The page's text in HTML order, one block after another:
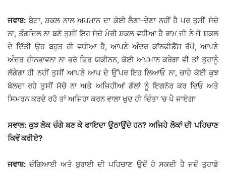
ਜਵਾਬ: ਬੇਟਾ, ਸ਼ਕਲ ਨਾਲ ਅਪਮਾਨ ਦਾ ਕੋਈ ਲੈਣਾ-ਦੇਣਾ ਨਹੀਂ ਹੈ ਪਰ ਤੁਸੀਂ ਸੋਚੋ
ਨਾ, ਤੰਗਦਿਲ ਨਾ ਬਣੋ ਤੁਸੀਂ ਇਹ ਸੋਚੋ ਮੇਰੀ ਸ਼ਕਲ ਵਧੀਆ ਹੈ ਰਾਮ ਜੀ ਨੇ ਜੋ ਸ਼ਕਲ
ਦੇ ਦਿੱਤੀ ਉਹ ਬਹੁਤ ਹੀ ਵਧੀਆ ਹੈ, ਆਪਣੇ ਅੰਦਰ ਕਾੱਨਫੀਡੈਂਸ ਰੱਖੋ, ਆਪਣੇ
ਅੰਦਰ ਹੀਨਭਾਵਨਾ ਨਾ ਭਰੋ ਫਿਰ ਯਕੀਨਨ, ਕੋਈ ਅਪਮਾਨ ਕਰੇਗਾ ਵੀ ਤਾਂ ਤੁਹਾਨੂੰ
ਲੱਗੇਗਾ ਹੀ ਨਹੀਂ ਤੁਸੀਂ ਆਪਣੇ ਆਪ ਦੇ ਉੱਪਰ ਇਹ ਲਿਆਓ ਨਾ, ਚਾਹੇ ਕੋਈ ਕੁਝ
ਬੋਲਦਾ ਰਹੇ ਤੁਸੀਂ ਸੋਚੋ ਨਾ ਅਤੇ ਅਜਿਹੀਆਂ ਗੱਲਾਂ ਨੂੰ ਇਗਨੋਰ ਕਰ ਦਿਓ ਅਤੇ
ਸਿਮਰਨ ਕਰਦੇ ਰਹੋ ਤਾਂ ਅਜਿਹਾ ਕਰਨ ਵਾਲਾ ਖੁਦ ਹੀ ਚਿੰਤਾ ’ਚ ਪੈ ਜਾਏਗਾ
ਸਵਾਲ: ਕੁਝ ਲੋਕ ਚੰਗੇ ਬਣ ਕੇ ਫਾਇਦਾ ਉਠਾਉਂਦੇ ਹਨ? ਅਜਿਹੇ ਲੋਕਾਂ ਦੀ ਪਹਿਚਾਣ
ਕਿਵੇਂ ਕਰੀਏ?
ਜਵਾਬ: ਚੰਗਿਆਈ ਅਤੇ ਬੁਰਾਈ ਦੀ ਪਹਿਚਾਣ ਉਦੋਂ ਹੋ ਸਕਦੀ ਹੈ ਜਦੋਂ ਤੁਹਾਡੇ